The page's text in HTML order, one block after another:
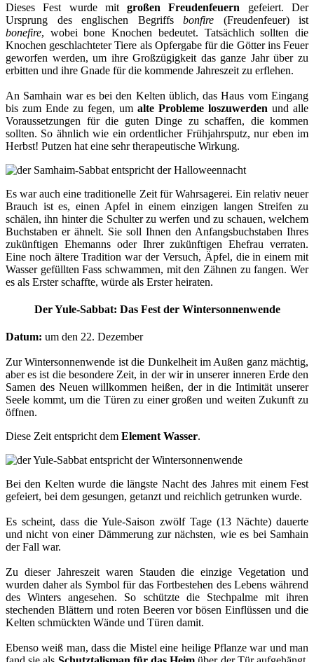
Dieses Fest wurde mitgroßen Freudenfeuern gefeiert. Der
Ursprung des englischen Begriffs bonfire (Freudenfeuer) ist
bonefire, wobei bone Knochen bedeutet. Tatsächlich sollten die
Knochen geschlachteter Tiere als Opfergabe für die Götter ins Feuer
geworfen werden, um ihre Großzügigkeit das ganze Jahr über zu
erbitten und ihre Gnade für die kommende Jahreszeit zu erflehen.
An Samhain war es bei den Kelten üblich, das Haus vom Eingang
bis zum Ende zu fegen, um alte Probleme loszuwerden und alle
Voraussetzungen für die guten Dinge zu schaffen, die kommen
sollten. So ähnlich wie ein ordentlicher Frühjahrsputz, nur eben im
Herbst! Putzen hat eine sehr therapeutische Wirkung.
Es war auch eine traditionelle Zeit für Wahrsagerei. Ein relativ neuer
Brauch ist es, einen Apfel in einem einzigen langen Streifen zu
schälen, ihn hinter die Schulter zu werfen und zu schauen, welchem
Buchstaben er ähnelt. Sie soll Ihnen den Anfangsbuchstaben Ihres
zukünftigen Ehemanns oder Ihrer zukünftigen Ehefrau verraten.
Eine noch ältere Tradition war der Versuch, Äpfel, die in einem mit
Wasser gefüllten Fass schwammen, mit den Zähnen zu fangen. Wer
es als Erster schaffte, würde als Erster heiraten.
Der Yule-Sabbat: Das Fest der Wintersonnenwende
Datum: um den 22. Dezember
Zur Wintersonnenwende ist die Dunkelheit im Außen ganz mächtig,
aber es ist die besondere Zeit, in der wir in unserer inneren Erde den
Samen des Neuen willkommen heißen, der in die Intimität unserer
Seele kommt, um die Türen zu einer großen und weiten Zukunft zu
öffnen.
Diese Zeit entspricht dem Element Wasser.
Bei den Kelten wurde die längste Nacht des Jahres mit einem Fest
gefeiert, bei dem gesungen, getanzt und reichlich getrunken wurde.
Es scheint, dass die Yule-Saison zwölf Tage (13 Nächte) dauerte
und nicht von einer Dämmerung zur nächsten, wie es bei Samhain
der Fall war.
Zu dieser Jahreszeit waren Stauden die einzige Vegetation und
wurden daher als Symbol für das Fortbestehen des Lebens während
des Winters angesehen. So schützte die Stechpalme mit ihren
stechenden Blättern und roten Beeren vor bösen Einflüssen und die
Kelten schmückten Wände und Türen damit.
Ebenso weiß man, dass die Mistel eine heilige Pflanze war und man